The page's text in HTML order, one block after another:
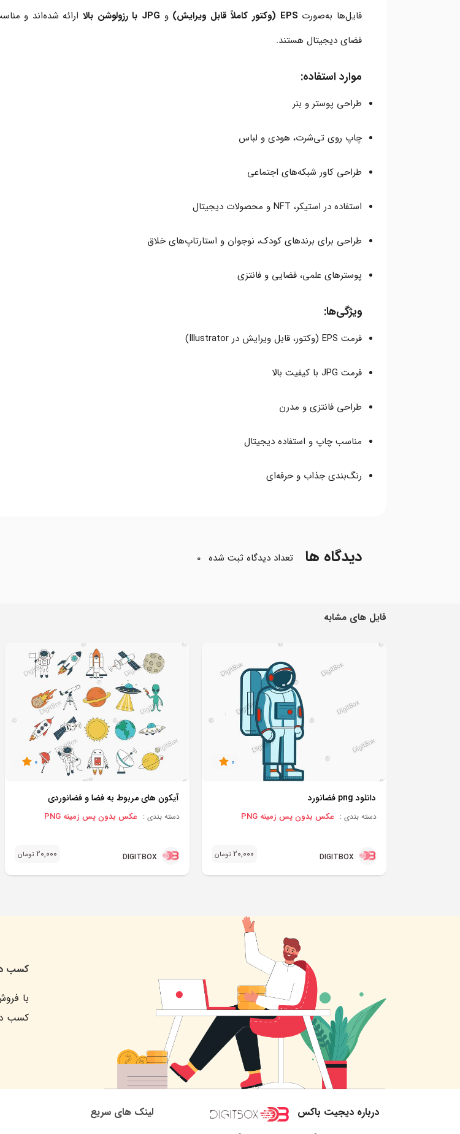
فایل‌ها به‌صورت EPS (وکتور کاملاً قابل ویرایش) و JPG با رزولوشن بالا
ارائه شده‌اند و
فضای دیجیتال هستند.
موارد استفاده:
طراحی پوستر و بنر
چاپ روی تی‌شرت، هودی و لباس
طراحی کاور شبکه‌های اجتماعی
استفاده در استیکر، NFT و محصولات دیجیتال
طراحی برای برندهای کودک، نوجوان و استارتاپ‌های خلاق
پوسترهای علمی، فضایی و فانتزی
ویژگی‌ها:
فرمت EPS (وکتور، قابل ویرایش در Illustrator)
فرمت JPG با کیفیت بالا
طراحی فانتزی و مدرن
مناسب چاپ و استفاده دیجیتال
رنگ‌بندی جذاب و حرفه‌ای
دیدگاه ها تعداد دیدگاه ثبت شده 0
فایل های مشابه
0
دانلود png فضانورد
دسته بندی : عکس بدون پس زمینه PNG
DIGITBOX
20,000 تومان
0
آیکون های مربوط به فضا و فضانوردی
دسته بندی : عکس بدون پس زمینه PNG
DIGITBOX
20,000 تومان
کسب
با
کسب
درباره دیجیت باکس لینک های سریع